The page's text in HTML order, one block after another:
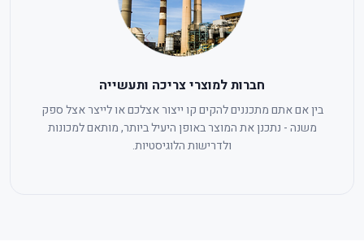
חברות למוצרי צריכה ותעשייה
בין אם אתם מתכננים להקים קו ייצור אצלכם או לייצר אצל ספק
משנה - נתכנן את המוצר באופן היעיל ביותר, מותאם למכונות
ולדרישות הלוגיסטיות.